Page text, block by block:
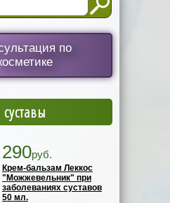
по
290руб.
Крем-бальзам Леккос
"Можжевельник" при
заболеваниях суставов
50 мл.